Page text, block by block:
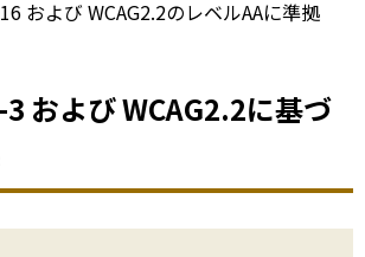
および WCAG2.2のレベルAAに準拠
および WCAG2.2に基づ